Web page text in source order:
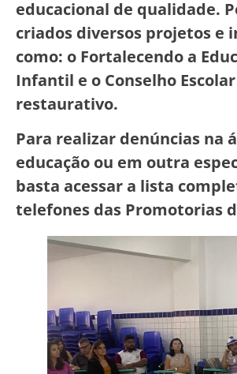
educacional de qualidade.
criados diversos projetos e
como: o Fortalecendo a
Infantil e o Conselho
restaurativo.
Para realizar denúncias na
educação ou em outra
basta acessar a lista
telefones das Promotorias